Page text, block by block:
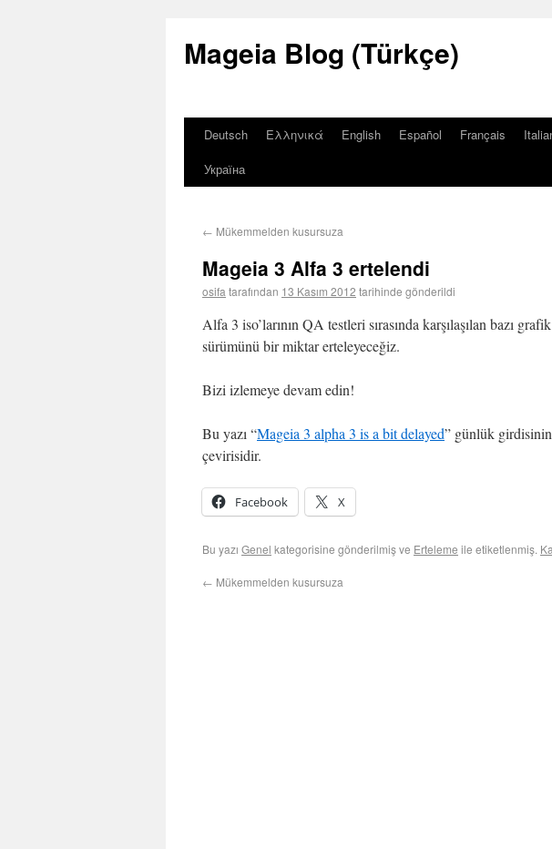
Mageia Blog (Türkçe)
Deutsch Ελληνικά English Español Français
Україна
← Mükemmelden kusursuza
Mageia 3 Alfa 3 ertelendi
osifa tarafından 13 Kasım 2012 tarihinde gönderildi
Alfa 3 iso’larının QA testleri sırasında karşılaşılan bazı
sürümünü bir miktar erteleyeceğiz.
Bizi izlemeye devam edin!
Bu yazı “Mageia 3 alpha 3 is a bit delayed” günlük girdisinin
çevirisidir.
Facebook X
Bu yazı Genel kategorisine gönderilmiş ve Erteleme ile etiketlenmiş.
← Mükemmelden kusursuza